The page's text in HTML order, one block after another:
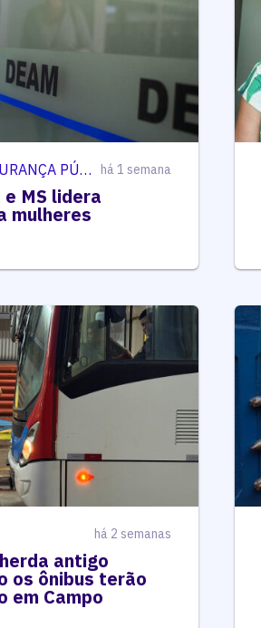
ANUÁRIO DE SEGURANÇA PÚBLICA há 1 semana
MS lidera
mulheres
há 2 semanas
antigo
os ônibus terão
em Campo